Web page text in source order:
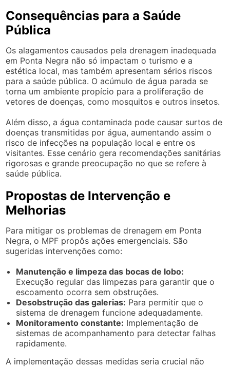
Consequências para a Saúde
Pública
Os alagamentos causados pela drenagem inadequada
em Ponta Negra não só impactam o turismo e a
estética local, mas também apresentam sérios riscos
para a saúde pública. O acúmulo de água parada se
torna um ambiente propício para a proliferação de
vetores de doenças, como mosquitos e outros insetos.
Além disso, a água contaminada pode causar surtos de
doenças transmitidas por água, aumentando assim o
risco de infecções na população local e entre os
visitantes. Esse cenário gera recomendações sanitárias
rigorosas e grande preocupação no que se refere à
saúde pública.
Propostas de Intervenção e
Melhorias
Para mitigar os problemas de drenagem em Ponta
Negra, o MPF propôs ações emergenciais. São
sugeridas intervenções como:
Manutenção e limpeza das bocas de lobo:
Execução regular das limpezas para garantir que o
escoamento ocorra sem obstruções.
Desobstrução das galerias: Para permitir que o
sistema de drenagem funcione adequadamente.
Monitoramento constante: Implementação de
sistemas de acompanhamento para detectar falhas
rapidamente.
A implementação dessas medidas seria crucial não